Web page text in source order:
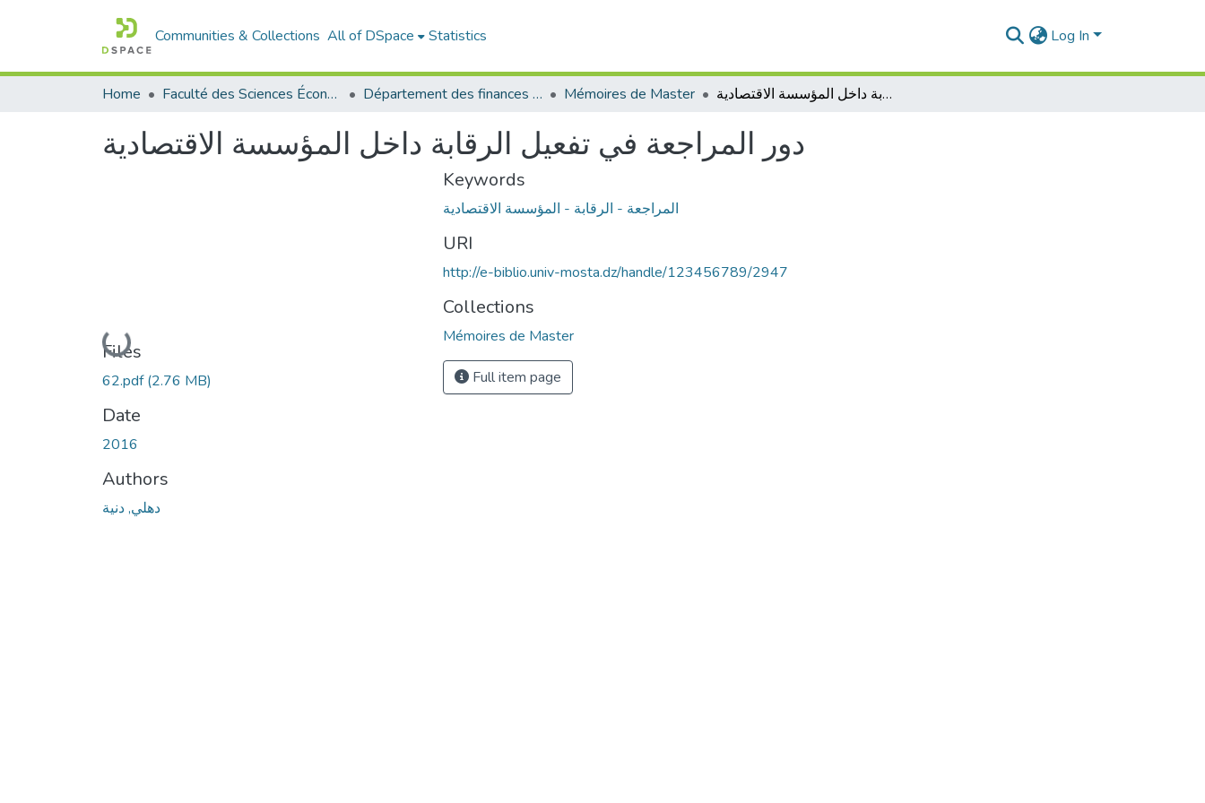
Communities & Collections All of DSpace Statistics Log In
Home Faculté des Sciences Économiques Commerciales et des Sciences de Gestion Département des finances et de comptabilité Mémoires de Master دور المراجعة في تفعيل الرقابة داخل المؤسسة الاقتصادية
دور المراجعة في تفعيل الرقابة داخل المؤسسة الاقتصادية
Loading...
Files
62.pdf(2.76 MB)
Date
2016
Authors
دهلي, دنية
Keywords
المراجعة - الرقابة - المؤسسة الاقتصادية
URI
http://e-biblio.univ-mosta.dz/handle/123456789/2947
Collections
Mémoires de Master
Full item page